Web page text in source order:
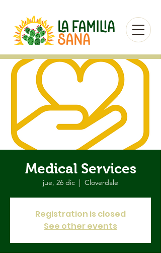
Medical Services
jue, 26 dic
  |
Cloverdale
Registration is closed
See other events